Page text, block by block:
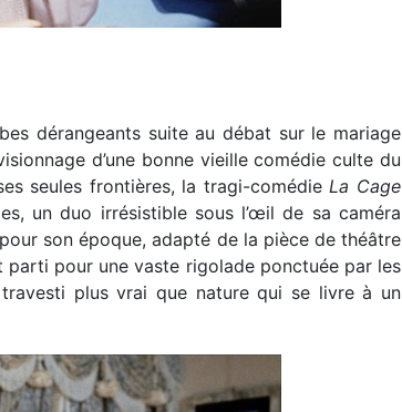
dérangeants suite au débat sur le mariage
d’une bonne vieille comédie culte du
seules frontières, la tragi-comédieLa Cage
un duo irrésistible sous l’œil de sa caméra
son époque, adapté de la pièce de théâtre
pour une vaste rigolade ponctuée par les
plus vrai que nature qui se livre à un